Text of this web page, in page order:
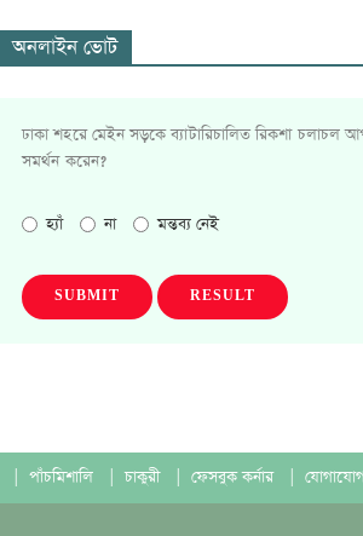
অনলাইন ভোট
ঢাকা শহরে মেইন সড়কে ব্যাটারিচালিত রিকশা চলাচল
সমর্থন করেন?
হ্যাঁ না মন্তব্য নেই
SUBMIT RESULT
পাঁচমিশালি চাকুরী ফেসবুক কর্নার